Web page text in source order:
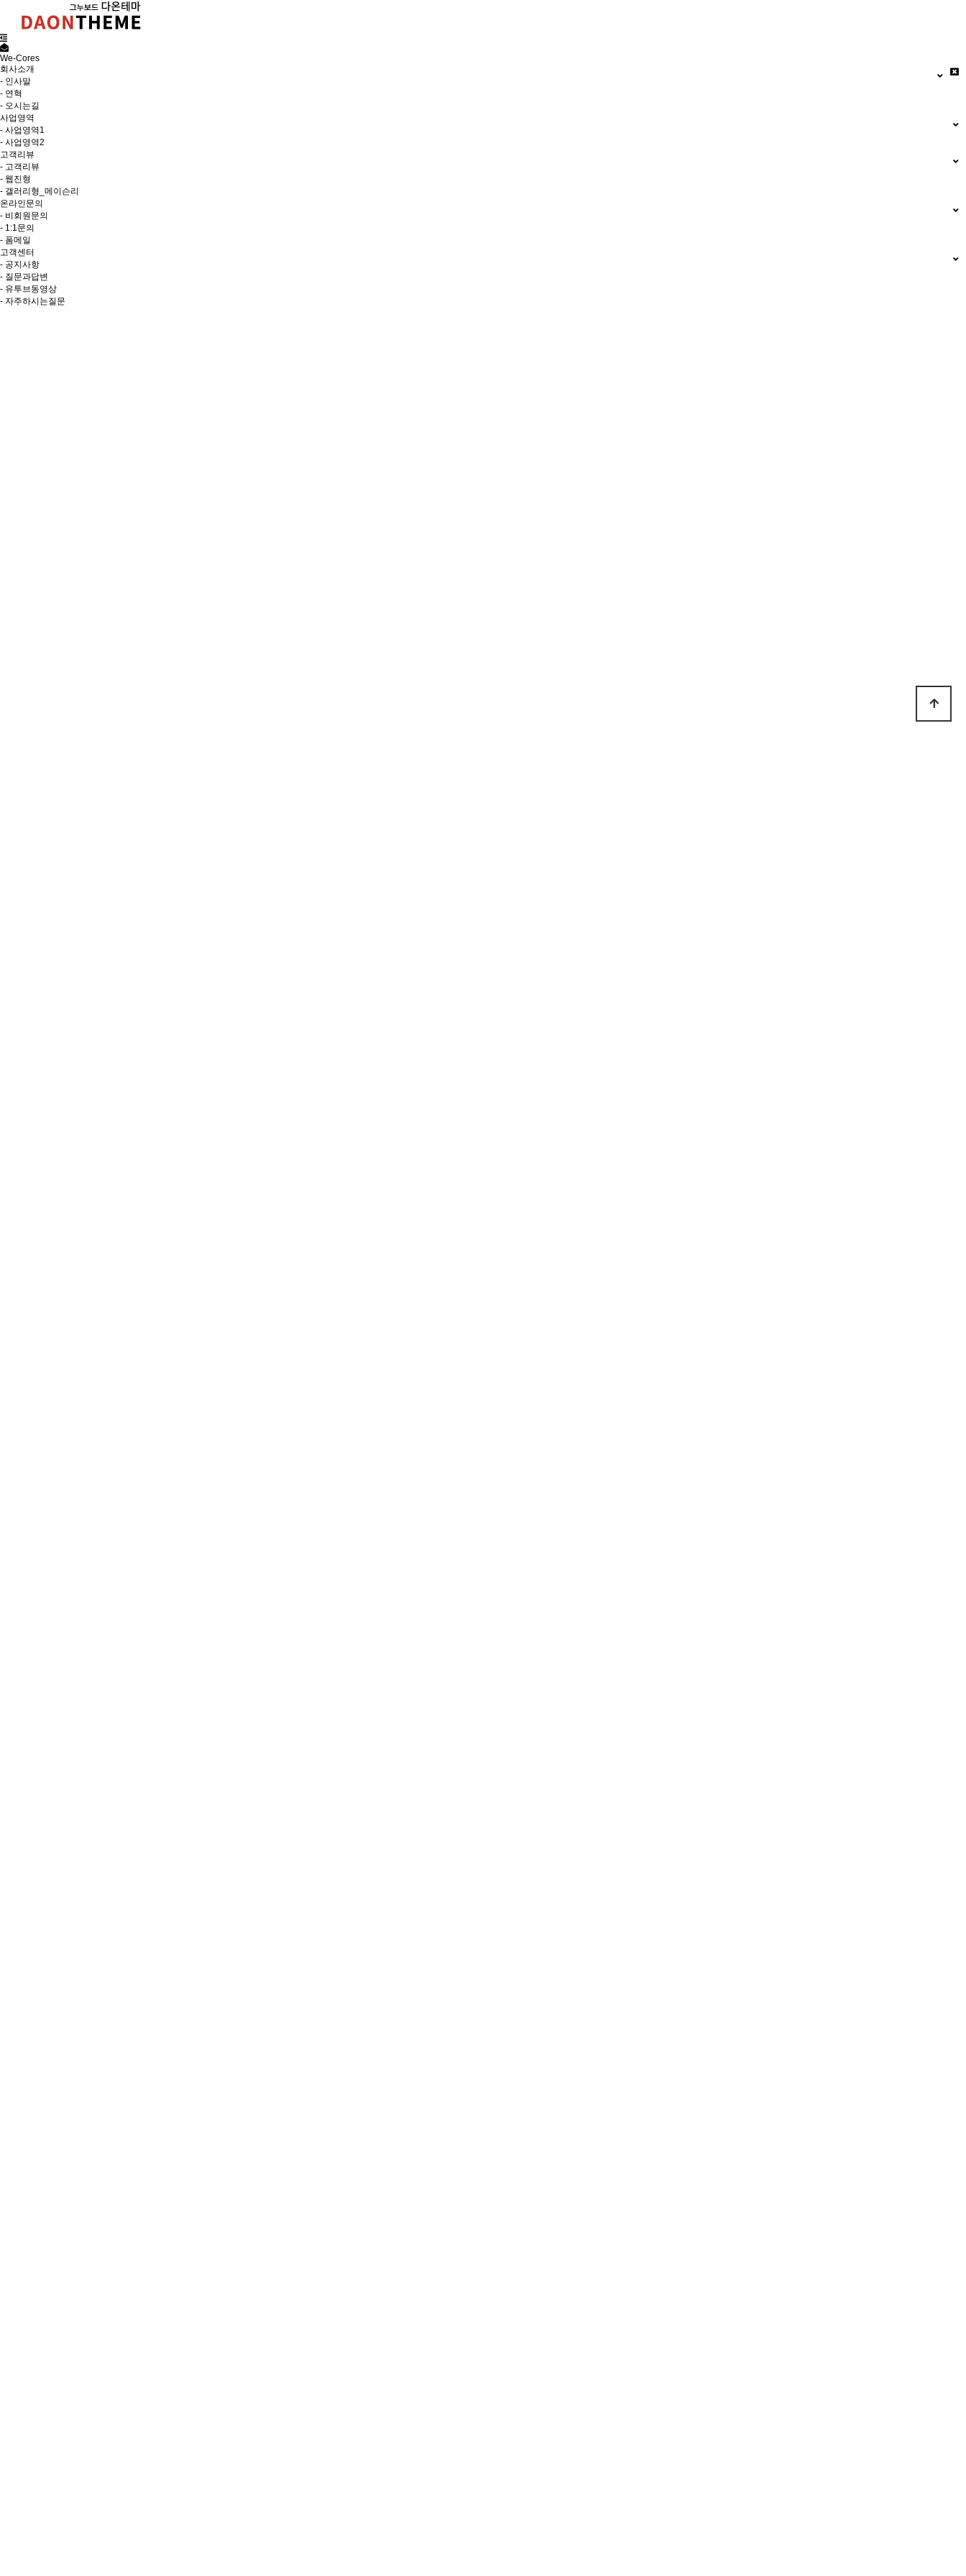
We-Cores
회사소개
- 인사말
- 연혁
- 오시는길
사업영역
- 사업영역1
- 사업영역2
고객리뷰
- 고객리뷰
- 웹진형
- 갤러리형_메이슨리
온라인문의
- 비회원문의
- 1:1문의
- 폼메일
고객센터
- 공지사항
- 질문과답변
- 유투브동영상
- 자주하시는질문